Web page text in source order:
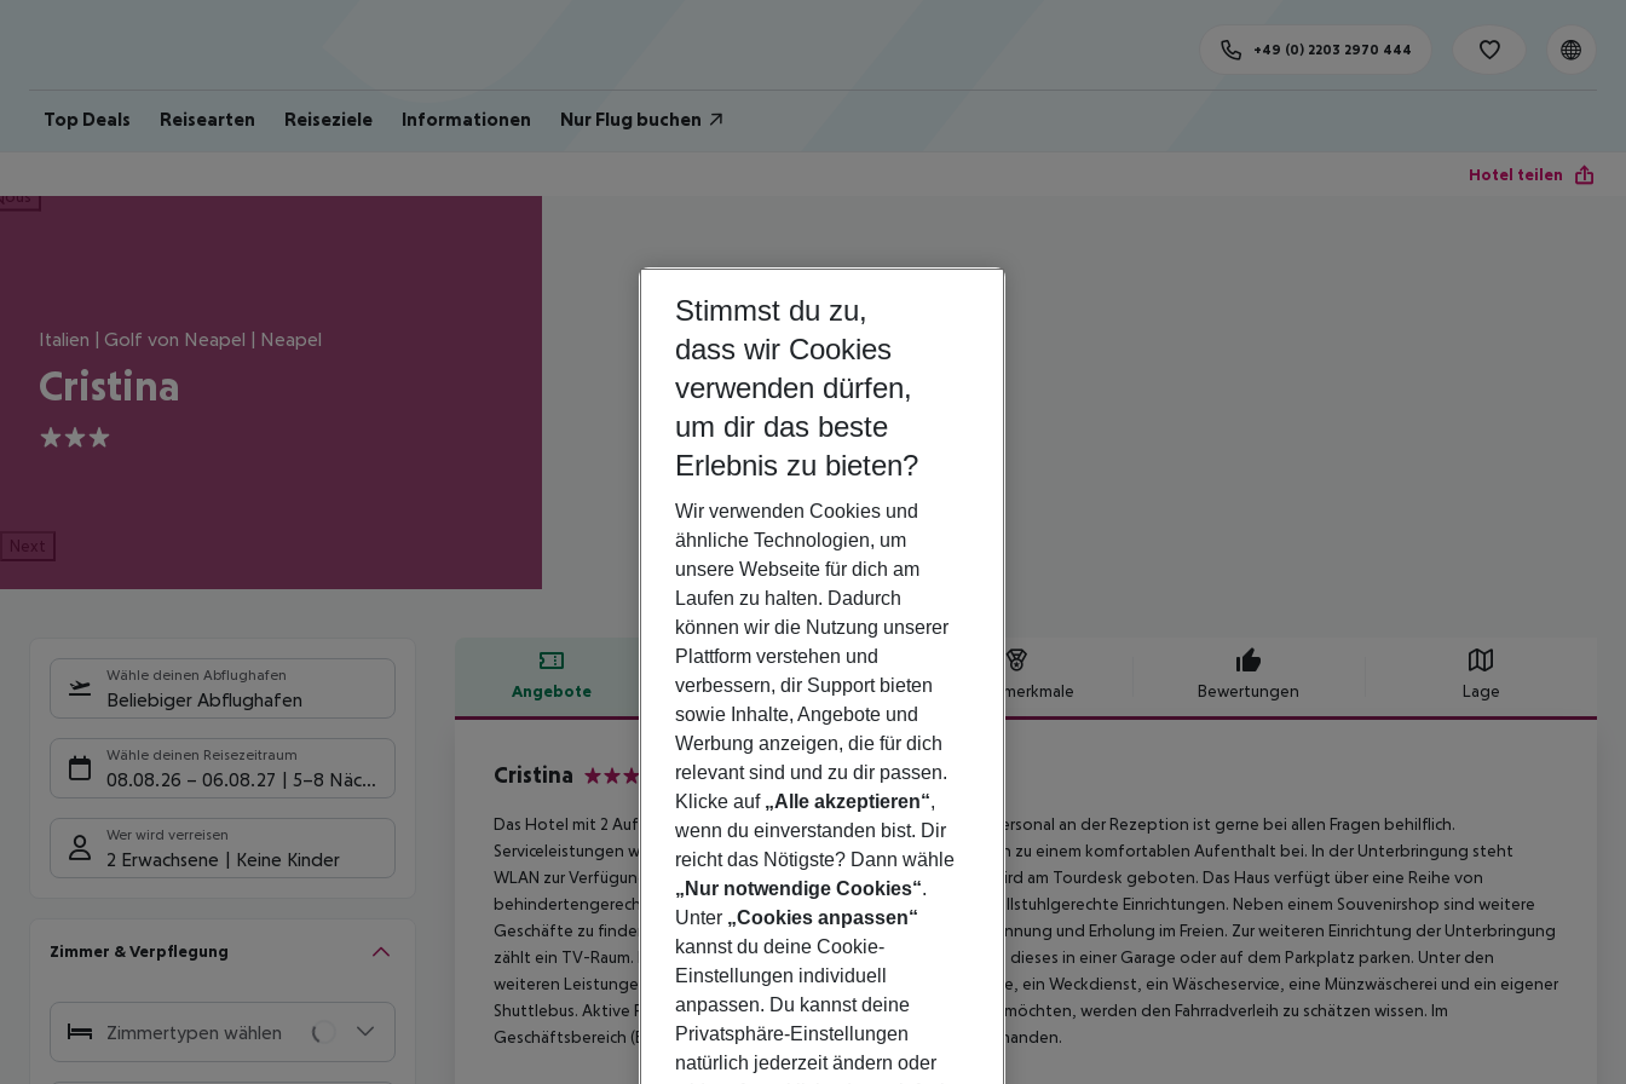
Top Deals Reisearten Reiseziele Informationen Nur Flug buchen
+49 (0) 2203 2970 444
Hotel teilen
Italien | Golf von Neapel | Neapel
Cristina
3
Next
Wähle deinen Abflughafen
Beliebiger Abflughafen
Wähle deinen Reisezeitraum
08.08.26 – 06.08.27 5-8 Nächte
Wer wird verreisen
2 Erwachsene Keine Kinder
Zimmer & Verpflegung
Zimmertypen wählen
Angebote Hotelbeschreibung Hotelmerkmale Bewertungen Lage
Hotelbeschreibung
Cristina
Das Hotel mit 2 Aufzügen verfügt über 63 Zimmer. Das freundliche Personal an der Rezeption ist gerne bei allen Fragen behilflich.
Serviceleistungen wie eine Gepäckaufbewahrung und ein Safe tragen zu einem komfortablen Aufenthalt bei. In der Unterbringung steht
WLAN zur Verfügung. Hilfestellung bei der Buchung von Ausflügen wird am Tourdesk geboten. Das Haus verfügt über eine Reihe von
behindertengerechten Annehmlichkeiten. Das Hotel verfügt über rollstuhlgerechte Einrichtungen. Neben einem Souvenirshop sind weitere
Geschäfte zu finden. Ein Garten bietet zusätzlichen Raum für Entspannung und Erholung im Freien. Zur weiteren Einrichtung der Unterbringung
zählt ein TV-Raum. Bei einer Anreise mit dem Auto können die Gäste dieses in einer Garage oder auf dem Parkplatz parken. Unter den
weiteren Leistungen finden sich ein Transferservice, ein Zimmerservice, ein Weckdienst, ein Wäscheservice, eine Münzwäscherei und ein eigener
Shuttlebus. Aktive Reisende, die die Umgebung per Rad entdecken möchten, werden den Fahrradverleih zu schätzen wissen. Im
Geschäftsbereich (Business-Center) sind Faxgerät und Projektor vorhanden.
Stimmst du zu,
dass wir Cookies
verwenden dürfen,
um dir das beste
Erlebnis zu bieten?
Wir verwenden Cookies und
ähnliche Technologien, um
unsere Webseite für dich am
Laufen zu halten. Dadurch
können wir die Nutzung unserer
Plattform verstehen und
verbessern, dir Support bieten
sowie Inhalte, Angebote und
Werbung anzeigen, die für dich
relevant sind und zu dir passen.
Klicke auf „Alle akzeptieren“,
wenn du einverstanden bist. Dir
reicht das Nötigste? Dann wähle
„Nur notwendige Cookies“.
Unter „Cookies anpassen“
kannst du deine Cookie-
Einstellungen individuell
anpassen. Du kannst deine
Privatsphäre-Einstellungen
natürlich jederzeit ändern oder